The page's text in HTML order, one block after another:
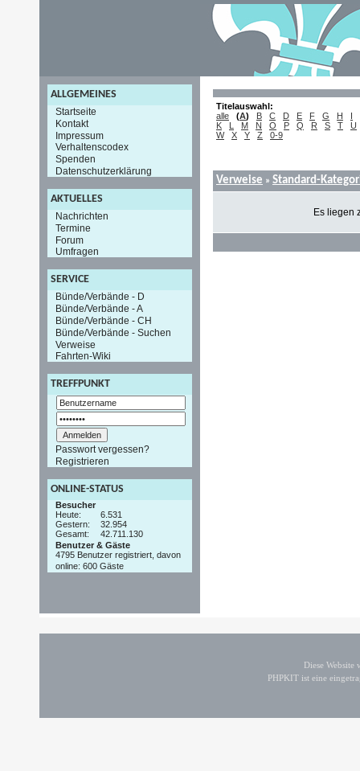
ALLGEMEINES
Startseite
Kontakt
Impressum
Verhaltenscodex
Spenden
Datenschutzerklärung
AKTUELLES
Nachrichten
Termine
Forum
Umfragen
SERVICE
Bünde/Verbände - D
Bünde/Verbände - A
Bünde/Verbände - CH
Bünde/Verbände - Suchen
Verweise
Fahrten-Wiki
TREFFPUNKT
Passwort vergessen?
Registrieren
ONLINE-STATUS
Besucher
Heute:
6.531
Gestern:
32.954
Gesamt:
42.711.130
Benutzer & Gäste
4795 Benutzer registriert, davon
online: 600 Gäste
Titelauswahl:
alle
(A) B C D E F G H
I
K
L M N O P Q R S T
U
W
X Y Z 0-9
Verweise » Standard-
Es liegen
Diese
PHPKIT ist eine